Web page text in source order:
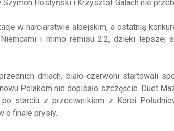
Hostyński i Krzysztof Galach nie
w narciarstwie alpejskim, a ostatnią
i mimo remisu 2:2, dzięki lepszej
dniach, biało-czerwoni startowali
Polakom nie dopisało szczęście. Duet
starciu z przeciwnikiem z Korei
o finale prysły.